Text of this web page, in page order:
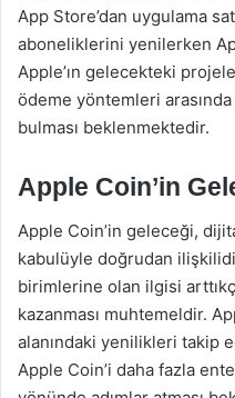
App Store’dan uygulama
aboneliklerini yenilerken
Apple’ın gelecekteki
ödeme yöntemleri
bulması beklenmektedir.
Apple Coin’in
Apple Coin’in geleceği,
kabulüyle doğrudan
birimlerine olan ilgisi
kazanması muhtemeldir.
alanındaki yenilikleri takip
Apple Coin’i daha fazla